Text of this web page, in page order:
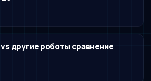
другие роботы сравнение